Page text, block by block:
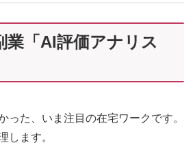
業「AI評価アナリス
った、いま注目の在宅ワークです。
します。